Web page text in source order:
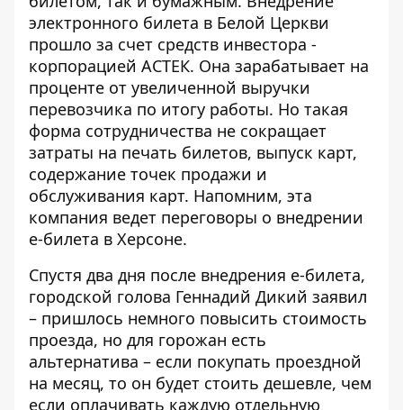
электронного билета в Белой Церкви
прошло за счет средств инвестора -
корпорацией АСТЕК. Она зарабатывает на
проценте от увеличенной выручки
перевозчика по итогу работы. Но такая
форма сотрудничества не сокращает
затраты на печать билетов, выпуск карт,
содержание точек продажи и
обслуживания карт. Напомним, эта
компания ведет переговоры о внедрении
е-билета в Херсоне.
Спустя два дня после внедрения е-билета,
городской голова Геннадий Дикий заявил
– пришлось немного повысить стоимость
проезда, но для горожан есть
альтернатива – если покупать проездной
на месяц, то он будет стоить дешевле, чем
если оплачивать каждую отдельную